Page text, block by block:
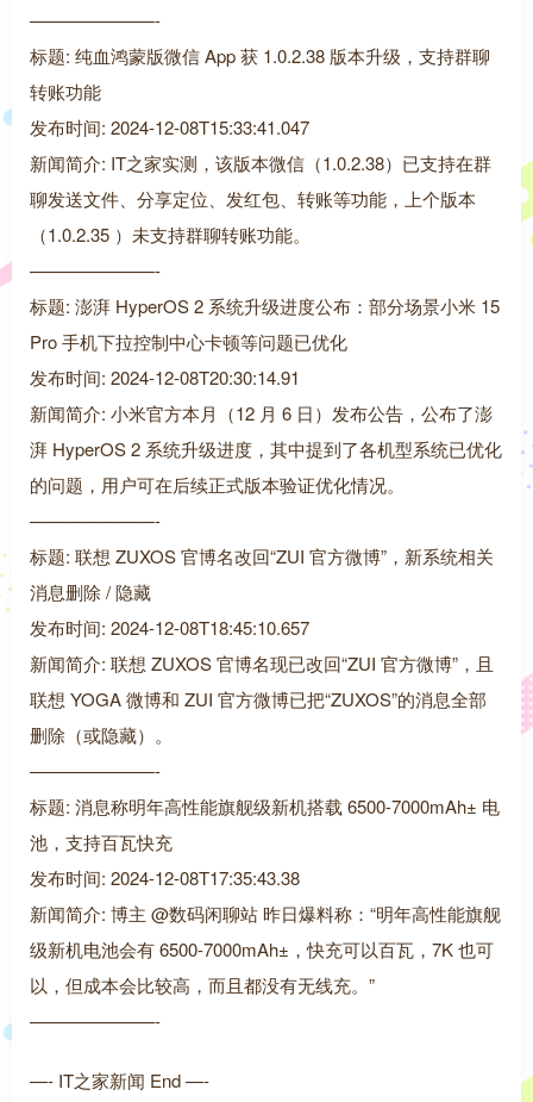
———————-
标题: 纯血鸿蒙版微信 App 获 1.0.2.38 版本升级，支持群聊
转账功能
发布时间: 2024-12-08T15:33:41.047
新闻简介: IT之家实测，该版本微信（1.0.2.38）已支持在群
聊发送文件、分享定位、发红包、转账等功能，上个版本
（1.0.2.35 ）未支持群聊转账功能。
———————-
标题: 澎湃 HyperOS 2 系统升级进度公布：部分场景小米 15
Pro 手机下拉控制中心卡顿等问题已优化
发布时间: 2024-12-08T20:30:14.91
新闻简介: 小米官方本月（12 月 6 日）发布公告，公布了澎
湃 HyperOS 2 系统升级进度，其中提到了各机型系统已优化
的问题，用户可在后续正式版本验证优化情况。
———————-
标题: 联想 ZUXOS 官博名改回“ZUI 官方微博”，新系统相关
消息删除 / 隐藏
发布时间: 2024-12-08T18:45:10.657
新闻简介: 联想 ZUXOS 官博名现已改回“ZUI 官方微博”，且
联想 YOGA 微博和 ZUI 官方微博已把“ZUXOS”的消息全部
删除（或隐藏）。
———————-
标题: 消息称明年高性能旗舰级新机搭载 6500-7000mAh± 电
池，支持百瓦快充
发布时间: 2024-12-08T17:35:43.38
新闻简介: 博主 @数码闲聊站 昨日爆料称：“明年高性能旗舰
级新机电池会有 6500-7000mAh±，快充可以百瓦，7K 也可
以，但成本会比较高，而且都没有无线充。”
———————-
—- IT之家新闻 End —-